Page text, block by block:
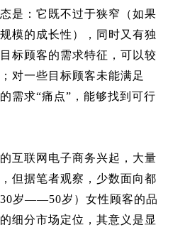
是：它既不过于狭窄（如果
模的成长性），同时又有独
标顾客的需求特征，可以较
对一些目标顾客未能满足
需求“痛点”，能够找到可行
互联网电子商务兴起，大量
但据笔者观察，少数面向都
岁——50岁）女性顾客的品
细分市场定位，其意义是显